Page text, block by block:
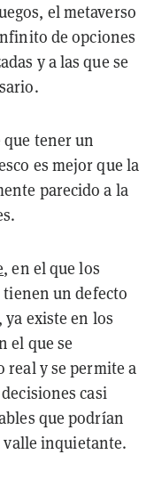
el metaverso
de opciones
y a las que se
que tener un
es mejor que la
parecido a la
, en el que los
tienen un defecto
existe en los
el que se
real y se permite a
casi
que podrían
valle inquietante.